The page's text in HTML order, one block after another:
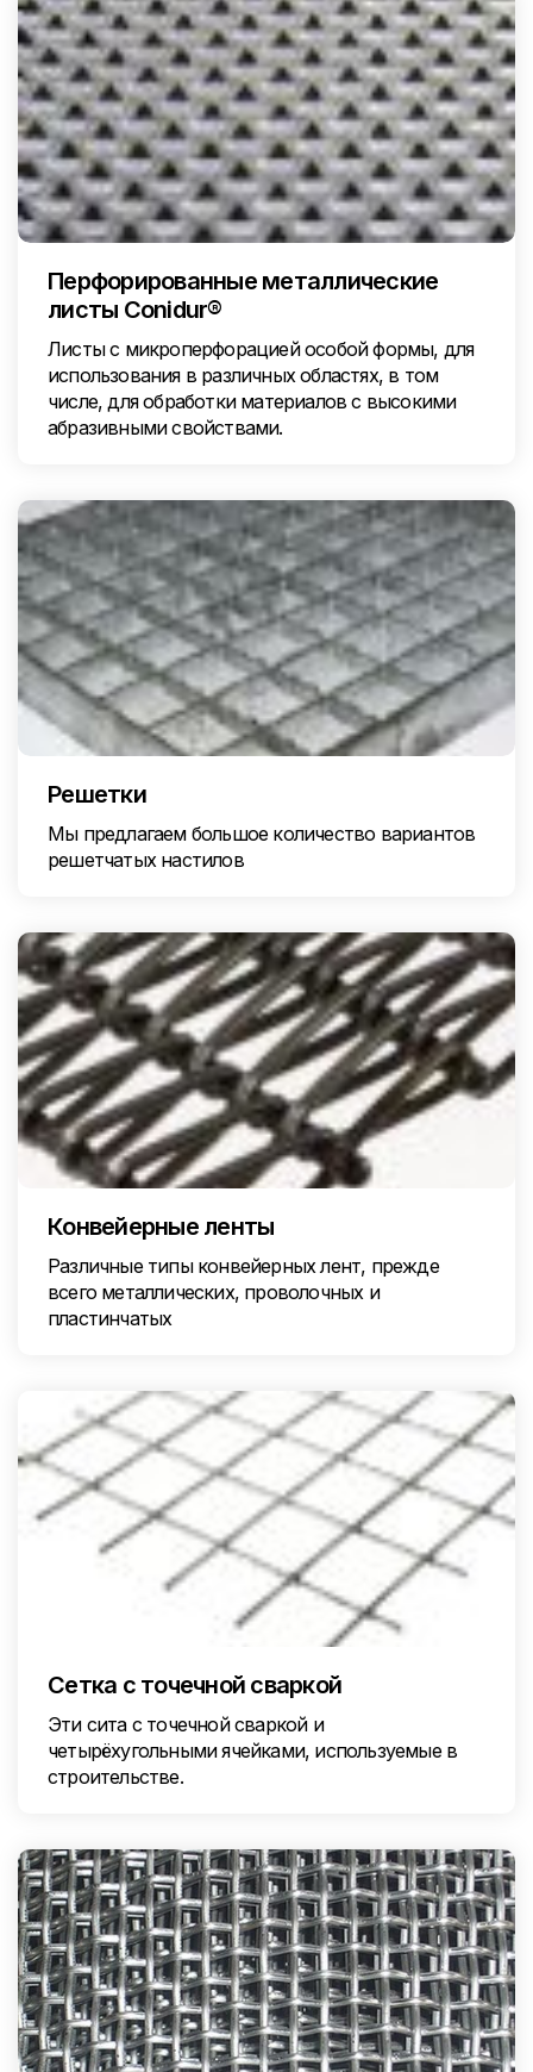
Перфорированные металлические
листы Conidur®
Листы с микроперфорацией особой формы, для
использования в различных областях, в том
числе, для обработки материалов с высокими
абразивными свойствами.
Решетки
Мы предлагаем большое количество вариантов
решетчатых настилов
Конвейерные ленты
Различные типы конвейерных лент, прежде
всего металлических, проволочных и
пластинчатых
Сетка с точечной сваркой
Эти сита с точечной сваркой и
четырёхугольными ячейками, используемые в
строительстве.